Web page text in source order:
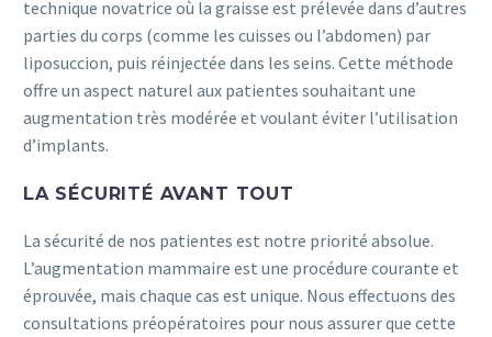
technique novatrice où la graisse est prélevée dans d’autres
parties du corps (comme les cuisses ou l’abdomen) par
liposuccion, puis réinjectée dans les seins. Cette méthode
offre un aspect naturel aux patientes souhaitant une
augmentation très modérée et voulant éviter l’utilisation
d’implants.
LA SÉCURITÉ AVANT TOUT
La sécurité de nos patientes est notre priorité absolue.
L’augmentation mammaire est une procédure courante et
éprouvée, mais chaque cas est unique. Nous effectuons des
consultations préopératoires pour nous assurer que cette